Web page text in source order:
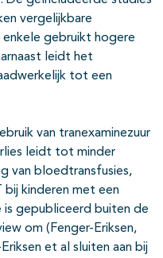
vergelijkbare
enkele gebruikt hogere
leidt het
tot een
van tranexaminezuur
leidt tot minder
van bloedtransfusies,
kinderen met een
gepubliceerd buiten de
om (Fenger-Eriksen,
et al sluiten aan bij